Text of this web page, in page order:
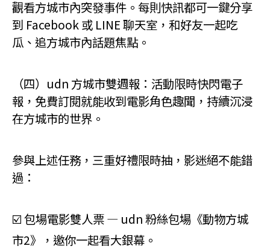
觀看方城市內突發事件。每則快訊都可一鍵分享
到 Facebook 或 LINE 聊天室，和好友一起吃
瓜、追方城市內話題焦點。
（四）udn 方城市雙週報：活動限時快閃電子
報，免費訂閱就能收到電影角色趣聞，持續沉浸
在方城市的世界。
參與上述任務，三重好禮限時抽，影迷絕不能錯
過：
☑️ 包場電影雙人票 — udn 粉絲包場《動物方城
市2》，邀你一起看大銀幕。